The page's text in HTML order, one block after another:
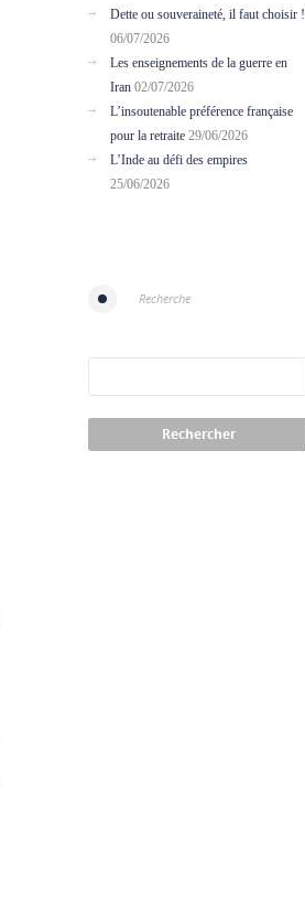
Dette ou souveraineté, il faut choisir !
06/07/2026
Les enseignements de la guerre en
Iran 02/07/2026
L’insoutenable préférence française
pour la retraite 29/06/2026
L’Inde au défi des empires
25/06/2026
Recherche